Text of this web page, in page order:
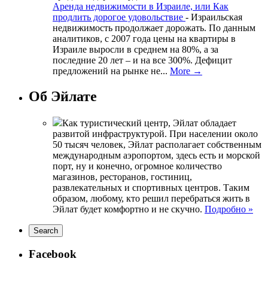
Аренда недвижимости в Израиле, или Как
продлить дорогое удовольствие - Израильская
недвижимость продолжает дорожать. По данным
аналитиков, с 2007 года цены на квартиры в
Израиле выросли в среднем на 80%, а за
последние 20 лет – и на все 300%. Дефицит
предложений на рынке не... More →
Об Эйлате
Как туристический центр, Эйлат обладает
развитой инфраструктурой. При населении около
50 тысяч человек, Эйлат располагает собственным
международным аэропортом, здесь есть и морской
порт, ну и конечно, огромное количество
магазинов, ресторанов, гостиниц,
развлекательных и спортивных центров. Таким
образом, любому, кто решил перебраться жить в
Эйлат будет комфортно и не скучно. Подробно »
Facebook